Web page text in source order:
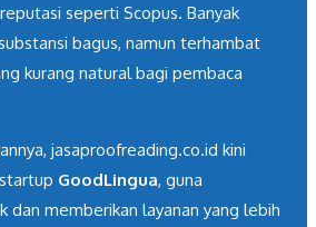
seperti Scopus. Banyak
bagus, namun terhambat
kurang natural bagi pembaca
jasaproofreading.co.id kini
GoodLingua, guna
dan memberikan layanan yang lebih